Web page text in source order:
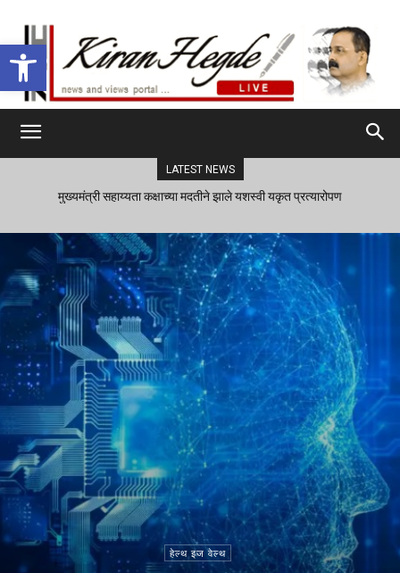
Open toolbar
LATEST NEWS
मुख्यमंत्री सहाय्यता कक्षाच्या मदतीने झाले यशस्वी यकृत प्रत्यारोपण
हेल्थ इज वेल्थ